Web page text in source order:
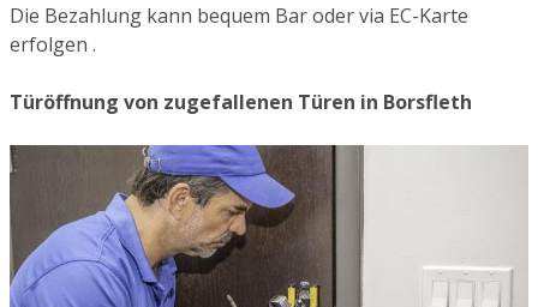
Die Bezahlung kann bequem Bar oder via EC-Karte
erfolgen .
Türöffnung von zugefallenen Türen in Borsfleth